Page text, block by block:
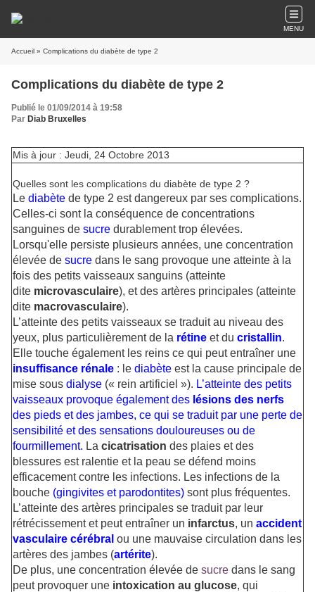
MENU
Accueil » Complications du diabète de type 2
Complications du diabète de type 2
Publié le 01/09/2014 à 19:58
Par Diab Bruxelles
Mis à jour : Jeudi, 24 Octobre 2013
Quelles sont les complications du diabète de type 2 ?
Le diabète de type 2 est dangereux par ses complications.
Celles-ci sont la conséquence de concentrations
sanguines de sucre durablement trop élevées.
Lorsqu'elle persiste plusieurs années, une concentration
élevée de sucre dans le sang provoque une atteinte à la
fois des petits vaisseaux sanguins (atteinte
dite microvasculaire), et des artères principales (atteinte
dite macrovasculaire).
L’atteinte des petits vaisseaux se traduit au niveau des
yeux, plus particulièrement de la rétine et du cristallin.
Elle touche également les reins ce qui peut entraîner une
insuffisance rénale : le diabète est la cause principale de
mise sous dialyse (« rein artificiel »). L’atteinte des petits
vaisseaux provoque également des lésions des nerfs
des pieds et des jambes, ce qui se traduit par une perte de
sensibilité et des sensations douloureuses ou de
fourmillement. La cicatrisation des plaies et des
blessures est ralentie et la peau se défend moins
efficacement contre les infections. Les infections de la
bouche (gingivites et parodontites) sont plus fréquentes.
L’atteinte des artères principales se traduit par leur
rétrécissement et peut entraîner un infarctus, un accident
vasculaire cérébral ou une mauvaise circulation dans les
artères des jambes (artérite).
De plus, une concentration élevée de sucre dans le sang
peut provoquer une intoxication au glucose, qui